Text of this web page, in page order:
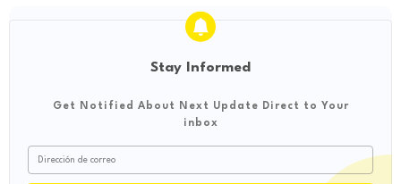
Stay Informed
Get Notified About Next Update Direct to Your
inbox